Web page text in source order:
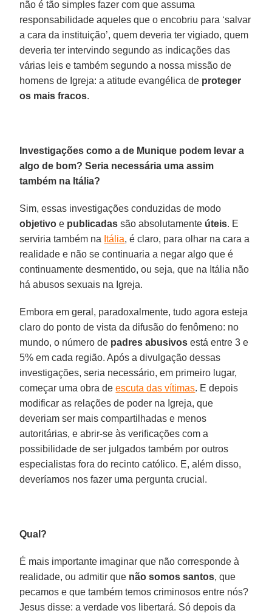
não é tão simples fazer com que assuma
responsabilidade aqueles que o encobriu para ‘salvar
a cara da instituição’, quem deveria ter vigiado, quem
deveria ter intervindo segundo as indicações das
várias leis e também segundo a nossa missão de
homens de Igreja: a atitude evangélica de proteger
os mais fracos.
Investigações como a de Munique podem levar a
algo de bom? Seria necessária uma assim
também na Itália?
Sim, essas investigações conduzidas de modo
objetivo e publicadas são absolutamente úteis. E
serviria também na Itália, é claro, para olhar na cara a
realidade e não se continuaria a negar algo que é
continuamente desmentido, ou seja, que na Itália não
há abusos sexuais na Igreja.
Embora em geral, paradoxalmente, tudo agora esteja
claro do ponto de vista da difusão do fenômeno: no
mundo, o número de padres abusivos está entre 3 e
5% em cada região. Após a divulgação dessas
investigações, seria necessário, em primeiro lugar,
começar uma obra deescuta das vítimas. E depois
modificar as relações de poder na Igreja, que
deveriam ser mais compartilhadas e menos
autoritárias, e abrir-se às verificações com a
possibilidade de ser julgados também por outros
especialistas fora do recinto católico. E, além disso,
deveríamos nos fazer uma pergunta crucial.
Qual?
É mais importante imaginar que não corresponde à
realidade, ou admitir que não somos santos, que
pecamos e que também temos criminosos entre nós?
Jesus disse: a verdade vos libertará. Só depois da